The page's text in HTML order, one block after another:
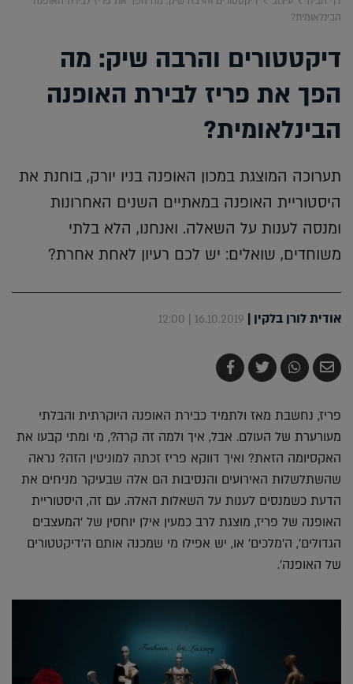
הבינלאומית?
דיקטטורים והרבה שיק: מה
הפך את פריז לבירת האופנה
הבינלאומית?
תערוכה המוצגת במכון האופנה בניו יורק, בוחנת את
היסטוריית האופנה במאתיים השנים האחרונות
ומנסה לענות על השאלה. ואנחנו, הלא בלתי
משוחדים, שואלים: יש לכם רעיון לאחת אחרת?
אודית לורן בלקין |
16.10.2019 | 12:00
שלח
בדואר
שתף
ב-
צייץ
ב-
שתף
ב-
פריז, נחשבת מאז ולתמיד כבירת האופנה היוקרתית והבלתי
מעורערת של העולם. אבל, איך ולמה זה קרה?, מי ומתי קבעו את
האקסיומה הזאת? ואיך דווקא פריז זכתה למוניטין הזה? נראה
שהשתלשלות האירועים והנסיבות הם אלה שבעיקר מניחים את
הדעת כשמנסים לענות על השאלות האלה. עם זה, היסטוריית
האופנה של פריז, מוצגת לרב כמעין אילן יוחסין של 'המעצבים
הגדולים', ה'מלכים' או, יש אפילו מי שמכנה אותם ה'דיקטטורים
של האופנה'.